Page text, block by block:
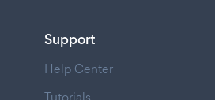
Support
Help Center